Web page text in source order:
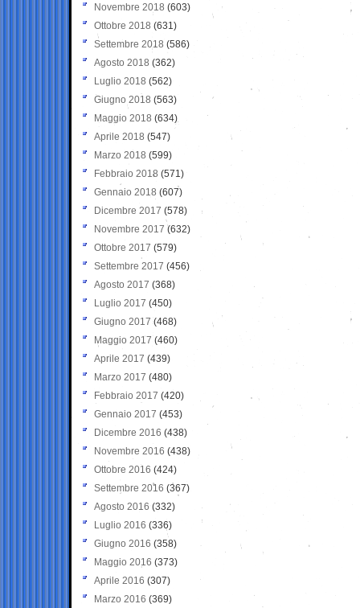
Novembre 2018 (603)
Ottobre 2018 (631)
Settembre 2018 (586)
Agosto 2018 (362)
Luglio 2018 (562)
Giugno 2018 (563)
Maggio 2018 (634)
Aprile 2018 (547)
Marzo 2018 (599)
Febbraio 2018 (571)
Gennaio 2018 (607)
Dicembre 2017 (578)
Novembre 2017 (632)
Ottobre 2017 (579)
Settembre 2017 (456)
Agosto 2017 (368)
Luglio 2017 (450)
Giugno 2017 (468)
Maggio 2017 (460)
Aprile 2017 (439)
Marzo 2017 (480)
Febbraio 2017 (420)
Gennaio 2017 (453)
Dicembre 2016 (438)
Novembre 2016 (438)
Ottobre 2016 (424)
Settembre 2016 (367)
Agosto 2016 (332)
Luglio 2016 (336)
Giugno 2016 (358)
Maggio 2016 (373)
Aprile 2016 (307)
Marzo 2016 (369)